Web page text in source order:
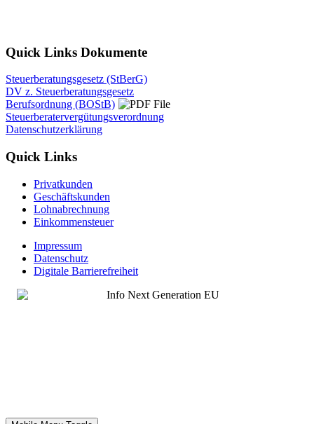
Quick Links Dokumente
Steuerberatungsgesetz (StBerG)
DV z. Steuerberatungsgesetz
Berufsordnung (BOStB)
Steuerberatervergütungsverordnung
Datenschutzerklärung
Quick Links
Privatkunden
Geschäftskunden
Lohnabrechnung
Einkommensteuer
Impressum
Datenschutz
Digitale Barrierefreiheit